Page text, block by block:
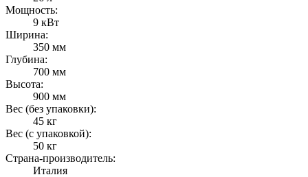
Мощность:
9 кВт
Ширина:
350 мм
Глубина:
700 мм
Высота:
900 мм
Вес (без упаковки):
45 кг
Вес (с упаковкой):
50 кг
Страна-производитель:
Италия